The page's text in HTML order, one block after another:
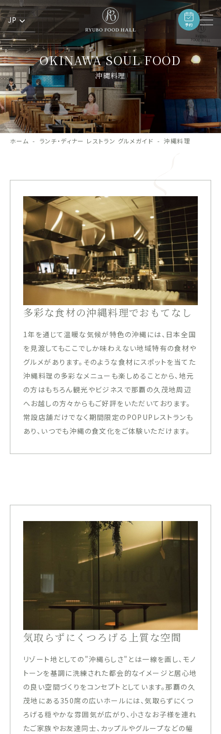
JP
予約
OKINAWA SOUL FOOD
沖縄料理
ホーム ランチ・ディナー レストラン グルメガイド 沖縄料理
多彩な食材の沖縄料理でおもてなし
1年を通じて温暖な気候が特色の沖縄には、日本全国
を見渡してもここでしか味わえない地域特有の食材や
グルメがあります。そのような食材にスポットを当てた
沖縄料理の多彩なメニューも楽しめることから、地元
の方はもちろん観光やビジネスで那覇の久茂地周辺
へお越しの方々からもご好評をいただいております。
常設店舗だけでなく期間限定のPOPUPレストランも
あり、いつでも沖縄の食文化をご体験いただけます。
気取らずにくつろげる上質な空間
リゾート地としての"沖縄らしさ"とは一線を画し、モノ
トーンを基調に洗練された都会的なイメージと居心地
の良い空間づくりをコンセプトとしています。那覇の久
茂地にある350席の広いホールには、気取らずにくつ
ろげる穏やかな雰囲気が広がり、小さなお子様を連れ
たご家族やお友達同士、カップルやグループなどの幅